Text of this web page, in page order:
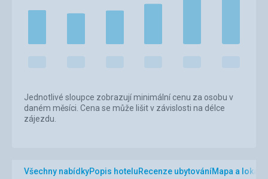
Jednotlivé sloupce zobrazují minimální cenu za osobu v
daném měsíci. Cena se může lišit v závislosti na délce
zájezdu.
Všechny nabídkyPopis hoteluRecenze ubytováníMapa a